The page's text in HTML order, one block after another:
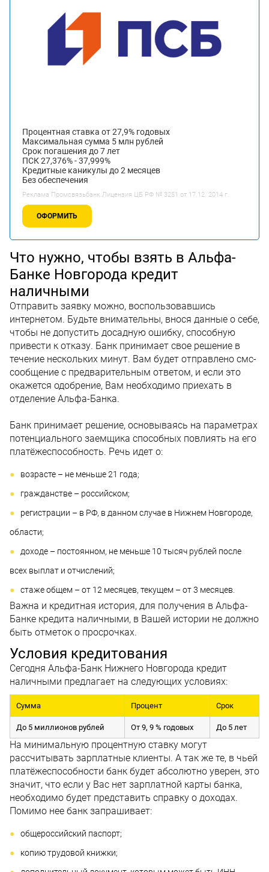
Процентная ставка от 27,9% годовых
Максимальная сумма 5 млн рублей
Срок погашения до 7 лет
ПСК 27,376% - 37,999%
Кредитные каникулы до 2 месяцев
Без обеспечения
Реклама Промсвязьбанк.Лицензия ЦБ РФ № 3251 от 17.12. 2014 г.
ОФОРМИТЬ
Что нужно, чтобы взять в Альфа-
Банке Новгорода кредит
наличными
Отправить заявку можно, воспользовавшись
интернетом. Будьте внимательны, внося данные о себе,
чтобы не допустить досадную ошибку, способную
привести к отказу. Банк принимает свое решение в
течение нескольких минут. Вам будет отправлено смс-
сообщение с предварительным ответом, и если это
окажется одобрение, Вам необходимо приехать в
отделение Альфа-Банка.
Банк принимает решение, основываясь на параметрах
потенциального заемщика способных повлиять на его
платёжеспособность. Речь идет о:
возрасте – не меньше 21 года;
гражданстве – российском;
регистрации – в РФ, в данном случае в Нижнем Новгороде,
области;
доходе – постоянном, не меньше 10 тысяч рублей после
всех выплат и отчислений;
стаже общем – от 12 месяцев, текущем – от 3 месяцев.
Важна и кредитная история, для получения в Альфа-
Банке кредита наличными, в Вашей истории не должно
быть отметок о просрочках.
Условия кредитования
Сегодня Альфа-Банк Нижнего Новгорода кредит
наличными предлагает на следующих условиях:
Сумма Процент Срок
До 5 миллионов рублей От 9, 9 % годовых До 5 лет
На минимальную процентную ставку могут
рассчитывать зарплатные клиенты. А так же те, в чьей
платёжеспособности банк будет абсолютно уверен, это
значит, что если у Вас нет зарплатной карты банка,
необходимо будет представить справку о доходах.
Помимо нее банк запрашивает:
общероссийский паспорт;
копию трудовой книжки;